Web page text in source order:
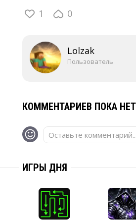
1 0
Lolzak
Пользователь
КОММЕНТАРИЕВ ПОКА НЕТ
Оставьте комментарий...
ИГРЫ ДНЯ